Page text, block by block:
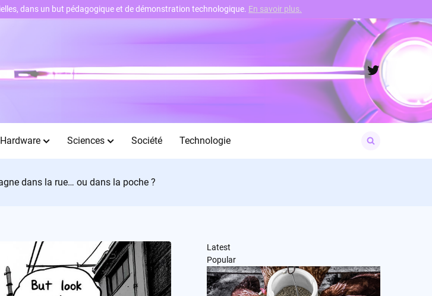
Twitter
Hardware Sciences Société Technologie
for:
dans la rue… ou dans la poche ?
Latest
Popular
dans un but pédagogique et de démonstration technologique. En savoir plus.